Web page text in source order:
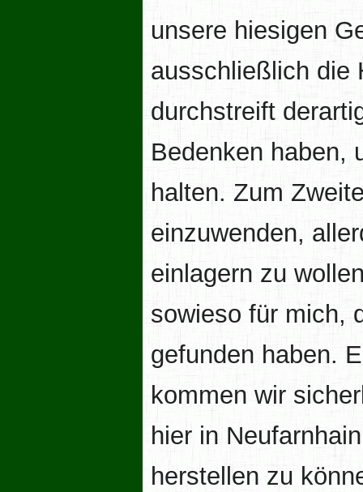
unsere hiesigen
ausschließlich die
durchstreift
Bedenken haben,
halten. Zum
einzuwenden,
einlagern zu
sowieso für mich,
gefunden haben.
kommen wir
hier in
herstellen zu